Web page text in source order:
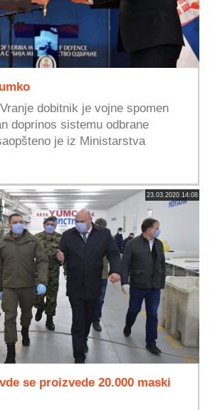
dobitnik je vojne spomen
doprinos sistemu odbrane
je iz Ministarstva
23.03.2020 14:08
se proizvede 20.000 maski